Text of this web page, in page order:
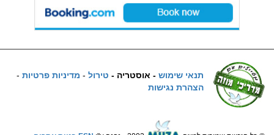
תנאי שימוש - אוסטריה - טירול - מדיניות פרטיות -
הצהרת נגישות